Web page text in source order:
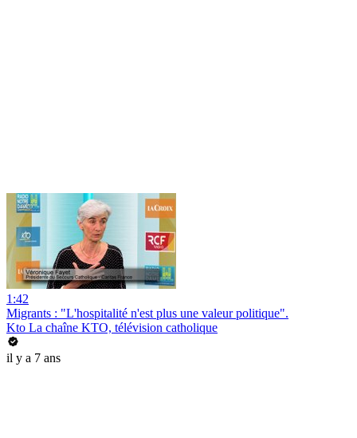
1:42
Migrants : "L'hospitalité n'est plus une valeur politique".
Kto La chaîne KTO, télévision catholique
il y a 7 ans